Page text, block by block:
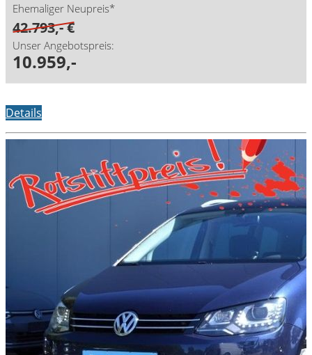
Ehemaliger Neupreis*
42.793,- €
Unser Angebotspreis:
10.959,-
Details